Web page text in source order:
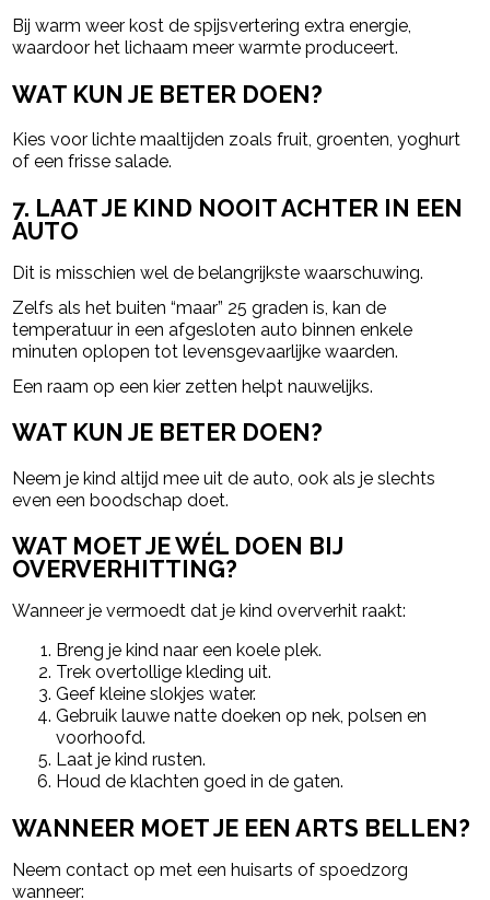
Bij warm weer kost de spijsvertering extra energie,
waardoor het lichaam meer warmte produceert.
WAT KUN JE BETER DOEN?
Kies voor lichte maaltijden zoals fruit, groenten, yoghurt
of een frisse salade.
7. LAAT JE KIND NOOIT ACHTER IN EEN
AUTO
Dit is misschien wel de belangrijkste waarschuwing.
Zelfs als het buiten “maar” 25 graden is, kan de
temperatuur in een afgesloten auto binnen enkele
minuten oplopen tot levensgevaarlijke waarden.
Een raam op een kier zetten helpt nauwelijks.
WAT KUN JE BETER DOEN?
Neem je kind altijd mee uit de auto, ook als je slechts
even een boodschap doet.
WAT MOET JE WÉL DOEN BIJ
OVERVERHITTING?
Wanneer je vermoedt dat je kind oververhit raakt:
Breng je kind naar een koele plek.
Trek overtollige kleding uit.
Geef kleine slokjes water.
Gebruik lauwe natte doeken op nek, polsen en
voorhoofd.
Laat je kind rusten.
Houd de klachten goed in de gaten.
WANNEER MOET JE EEN ARTS BELLEN?
Neem contact op met een huisarts of spoedzorg
wanneer: